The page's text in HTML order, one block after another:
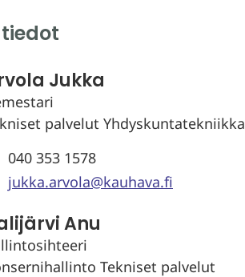
Jukka
palvelut Yhdyskuntatekniikka
040 353 1578
jukka.arvola@kauhava.fi
Anu
Tekniset palvelut